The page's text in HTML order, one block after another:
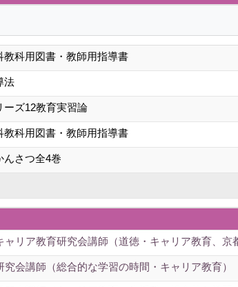
科用図書・教師用指導書
法
ズ12教育実習論
科用図書・教師用指導書
んさつ全4巻
リア教育研究会講師（道徳・キャリア教育、京
会講師（総合的な学習の時間・キャリア教育）